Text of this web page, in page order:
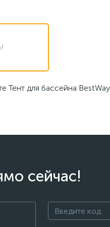
Тент для бассейна
сейчас!